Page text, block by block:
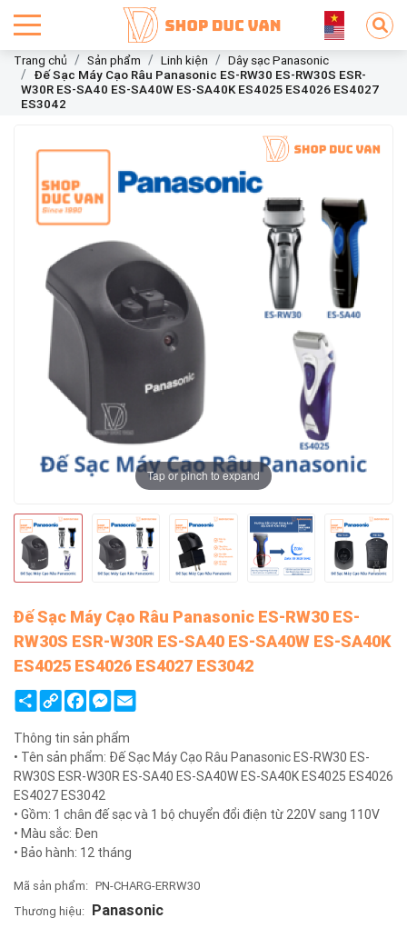
Trang chủ Sản phẩm Linh kiện
Dây sạc Panasonic
Đế Sạc Máy Cạo Râu Panasonic ES-RW30 ES-RW30S ESR-
W30R ES-SA40 ES-SA40W ES-SA40K ES4025 ES4026 ES4027
ES3042
Tap or pinch to expand
Đế Sạc Máy Cạo Râu Panasonic ES-RW30 ES-
RW30S ESR-W30R ES-SA40 ES-SA40W ES-SA40K
ES4025 ES4026 ES4027 ES3042
ShareCopy
Link
FacebookMessenger
Email
Thông tin sản phẩm
• Tên sản phẩm: Đế Sạc Máy Cạo Râu Panasonic ES-RW30 ES-
RW30S ESR-W30R ES-SA40 ES-SA40W ES-SA40K ES4025 ES4026
ES4027 ES3042
• Gồm: 1 chân đế sạc và 1 bộ chuyển đổi điện từ 220V sang 110V
• Màu sắc: Đen
• Bảo hành: 12 tháng
Mã sản phẩm: PN-CHARG-ERRW30
Thương hiệu: Panasonic